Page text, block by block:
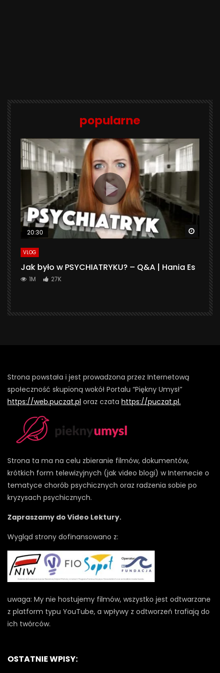
popularne
20:30
VLOG
Jak było w PSYCHIATRYKU? – Q&A | Hania Es
1M 27K
Strona powstała i jest prowadzona przez Internetową
społeczność skupioną wokół Portalu “Piękny Umysł”
https://web.puczat.pl oraz czata https://puczat.pl.
Strona ta ma na celu zbieranie filmów, dokumentów,
krótkich form telewizyjnych (jak video blogi) w Internecie o
tematyce chorób psychicznych oraz radzenia sobie po
kryzysach psychicznych.
Zapraszamy do Video Lektury.
Wygląd strony dofinansowano z:
uwaga: My nie hostujemy filmów, wszystko jest odtwarzane
z platform typu YouTube, a wpływy z odtworzeń trafiają do
ich twórców.
OSTATNIE WPISY: